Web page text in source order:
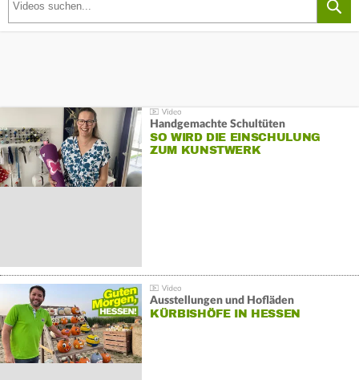
Handgemachte Schultüten
SO WIRD DIE EINSCHULUNG
ZUM KUNSTWERK
Ausstellungen und Hofläden
KÜRBISHÖFE IN HESSEN